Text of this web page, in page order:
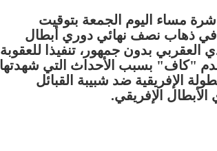
مساء اليوم الجمعة بتوقيت
في ذهاب نصف نهائي دوري أبطال
العقربي بدون جمهور، تنفيذا للعقوبة
"كاف" بسبب الأحداث التي شهدتها
الإفريقية ضد شبيبة القبائل
الأبطال الإفريقي.